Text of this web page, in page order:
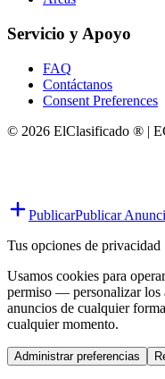
Servicio y Apoyo
FAQ
Contáctanos
Consent Preferences
© 2026 ElClasificado ® |
PublicarPublicar
Tus opciones de privacidad
Usamos cookies para
permiso — personalizar los
anuncios de cualquier
cualquier momento.
Administrar preferencias